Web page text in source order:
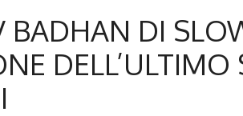
BADHAN DI